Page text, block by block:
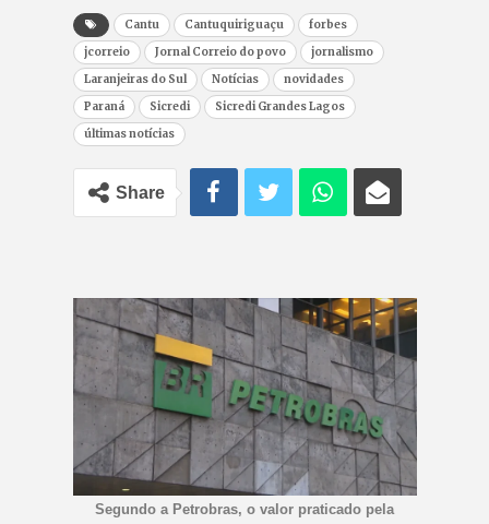
Cantu Cantuquiriguaçu
forbes
jcorreio
Jornal Correio do povo
jornalismo
Laranjeiras do Sul
Notícias
novidades
Paraná
Sicredi
Sicredi Grandes Lagos
últimas notícias
Share
Segundo a Petrobras, o valor praticado pela